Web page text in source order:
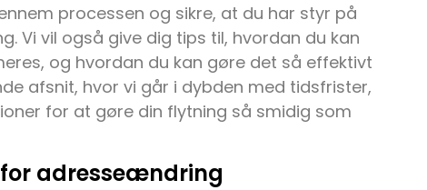
processen og sikre, at du har styr på
Vi vil også give dig tips til, hvordan du kan
og hvordan du kan gøre det så effektivt
afsnit, hvor vi går i dybden med tidsfrister,
for at gøre din flytning så smidig som
adresseændring